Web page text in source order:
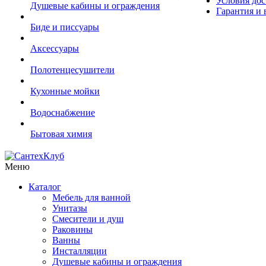
Душевые кабины и ограждения
Биде и писсуары
Аксессуары
Полотенцесушители
Кухонные мойки
Водоснабжение
Бытовая химия
Гарантия и
Меню
Каталог
Мебель для ванной
Унитазы
Смесители и душ
Раковины
Ванны
Инсталляции
Душевые кабины и ограждения